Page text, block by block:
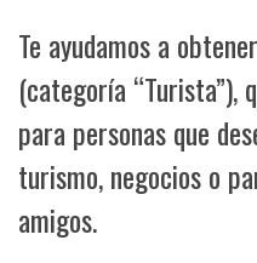
Te ayudamos a
(categoría “Turista”),
para personas que
turismo, negocios o
amigos.